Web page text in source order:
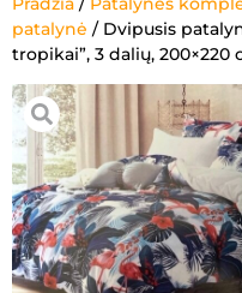
patalynė / Dvipusis
tropikai”, 3 dalių, 200×220